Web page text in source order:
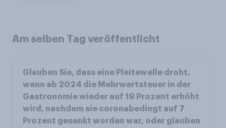
Am selben Tag veröffentlicht
Glauben Sie, dass eine Pleitewelle droht,
wenn ab 2024 die Mehrwertsteuer in der
Gastronomie wieder auf 19 Prozent erhöht
wird, nachdem sie coronabedingt auf 7
Prozent gesenkt worden war, oder glauben